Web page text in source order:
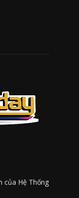
của Hệ Thống